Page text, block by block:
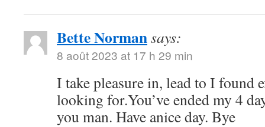
Bette Normansays:
8 août 2023 at 17 h 29 min
I take pleasure in, lead to I found
looking for.You’ve ended my 4
you man. Have anice day. Bye